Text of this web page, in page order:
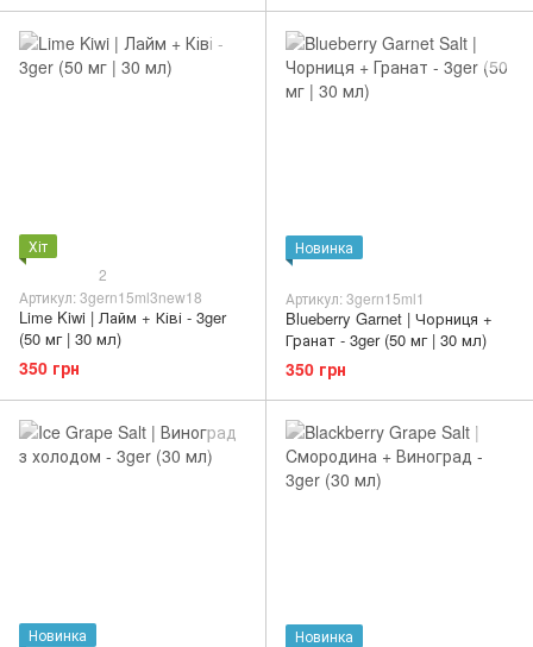
Хіт
2
Артикул: 3gern15ml3new18
Lime Kiwi | Лайм + Ківі - 3ger
(50 мг | 30 мл)
350 грн
Новинка
Артикул: 3gern15ml1
Blueberry Garnet | Чорниця +
Гранат - 3ger (50 мг | 30 мл)
350 грн
Новинка Новинка